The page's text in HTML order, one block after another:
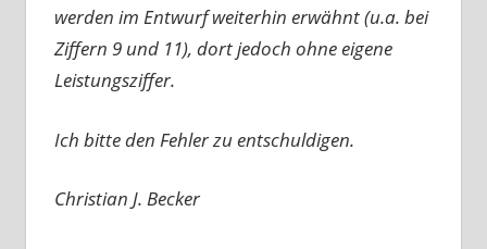
werden im Entwurf weiterhin erwähnt (u.a. bei
Ziffern 9 und 11), dort jedoch ohne eigene
Leistungsziffer.
Ich bitte den Fehler zu entschuldigen.
Christian J. Becker